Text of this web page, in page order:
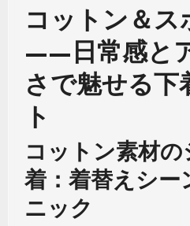
コットン＆ス
——日常感と
さで魅せる
ト
コットン素材
着：着替えシー
ニック